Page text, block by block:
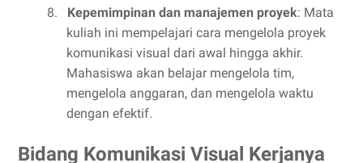
8. Kepemimpinan dan manajemen proyek: Mata
kuliah ini mempelajari cara mengelola proyek
komunikasi visual dari awal hingga akhir.
Mahasiswa akan belajar mengelola tim,
mengelola anggaran, dan mengelola waktu
dengan efektif.
Bidang Komunikasi Visual Kerjanya